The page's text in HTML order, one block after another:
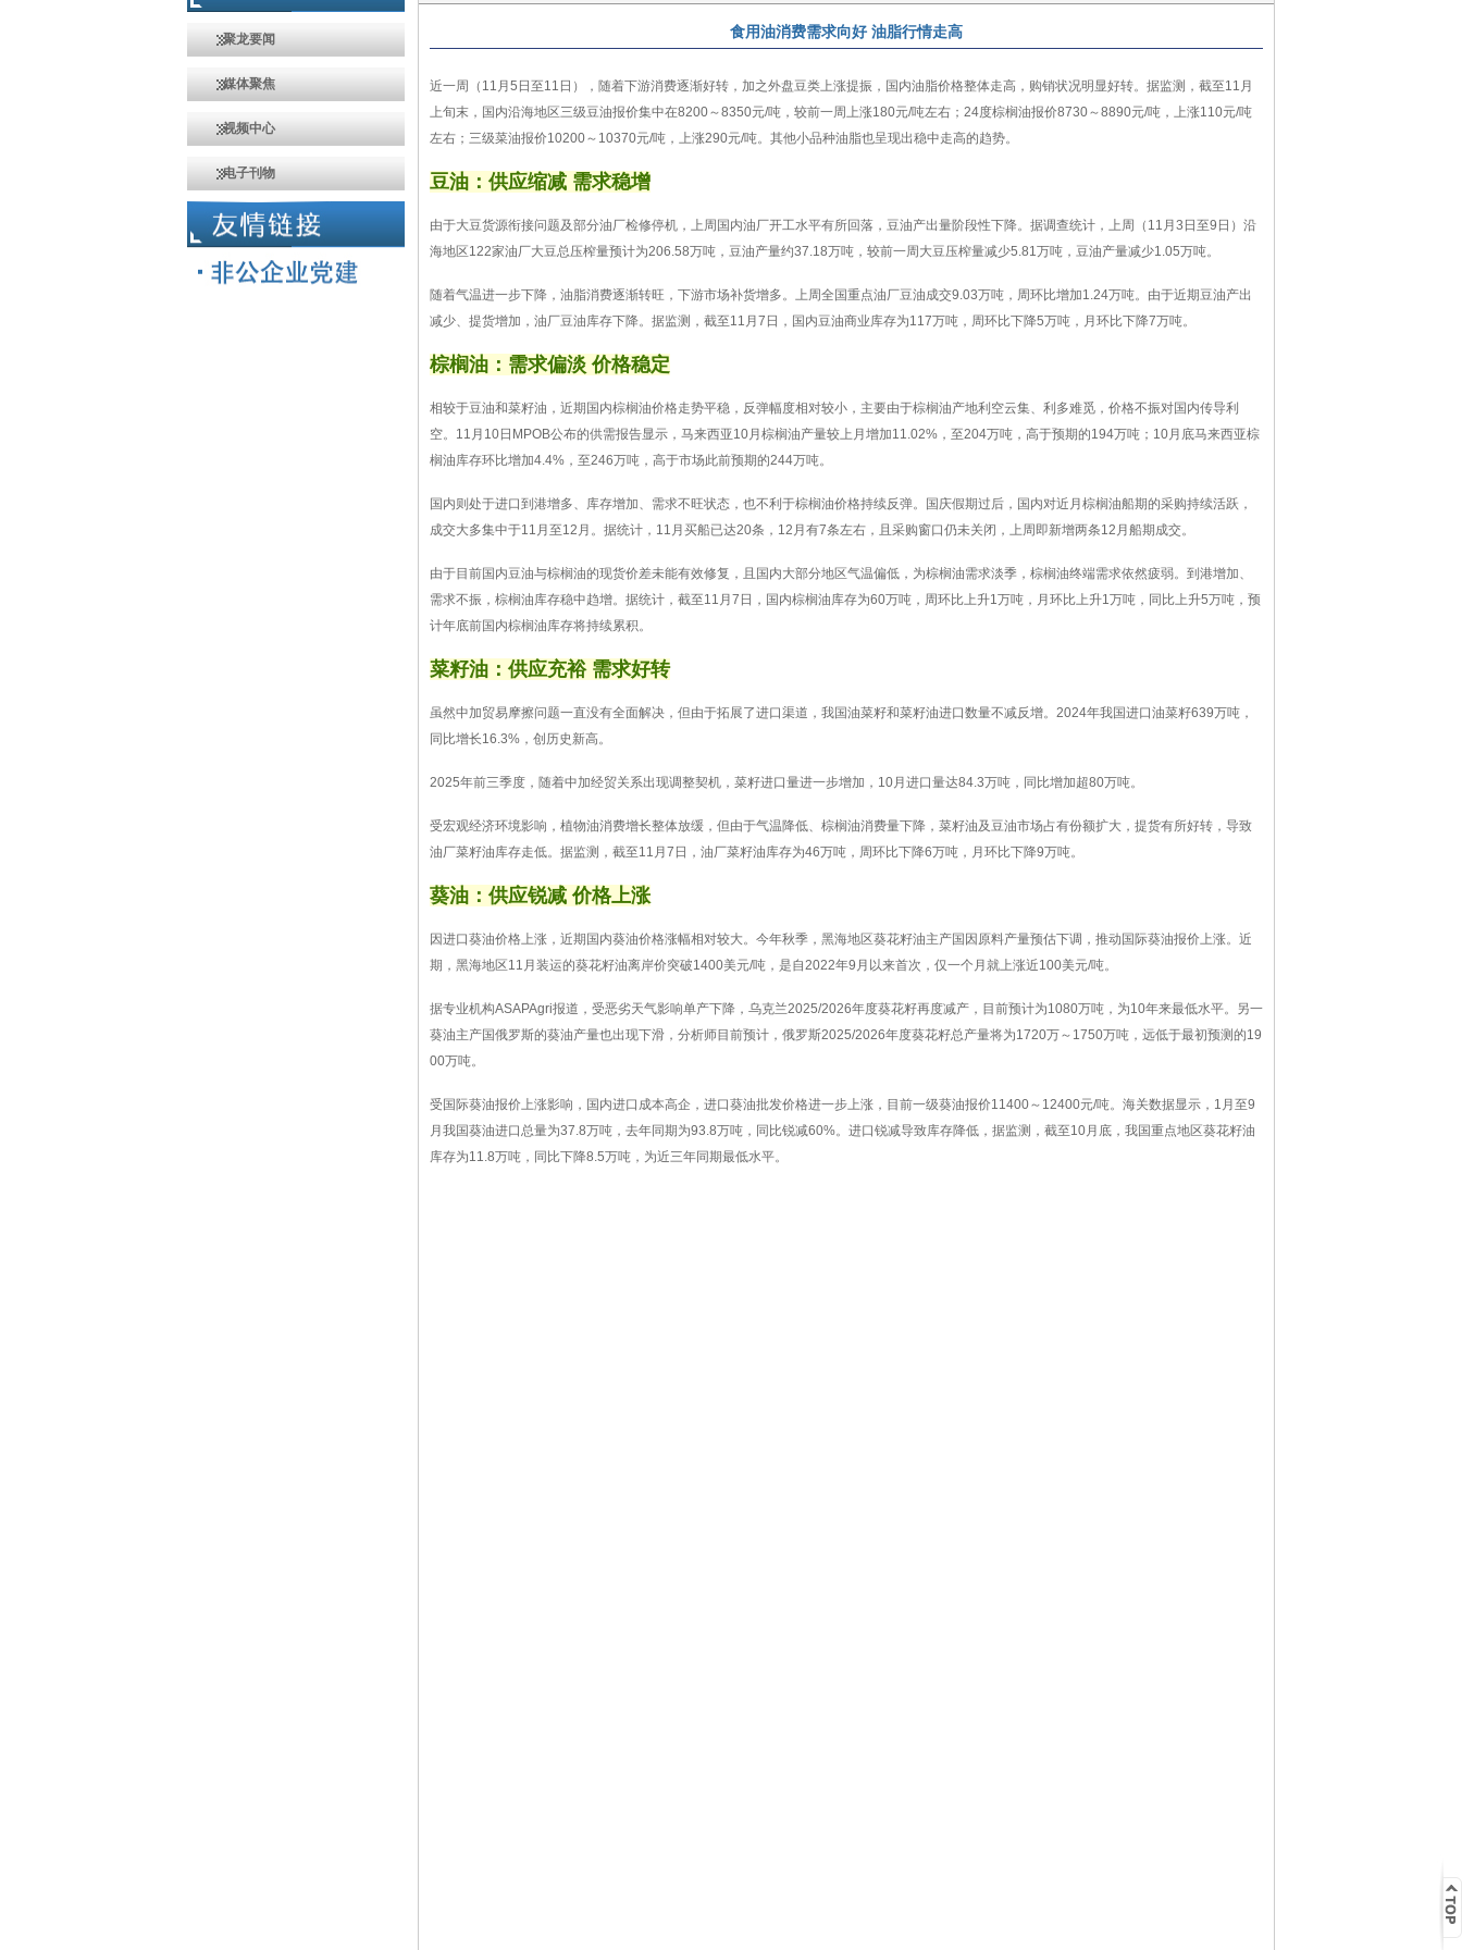
聚龙要闻
媒体聚焦
视频中心
电子刊物
食用油消费需求向好 油脂行情走高
近一周（11月5日至11日），随着下游消费逐渐好转，加之外盘豆类上涨提振，国内油脂价格整体走高，购销状况明显好转。据监测，截至11月
上旬末，国内沿海地区三级豆油报价集中在8200～8350元/吨，较前一周上涨180元/吨左右；24度棕榈油报价8730～8890元/吨，上涨110元/吨
左右；三级菜油报价10200～10370元/吨，上涨290元/吨。其他小品种油脂也呈现出稳中走高的趋势。
豆油：供应缩减 需求稳增
由于大豆货源衔接问题及部分油厂检修停机，上周国内油厂开工水平有所回落，豆油产出量阶段性下降。据调查统计，上周（11月3日至9日）沿
海地区122家油厂大豆总压榨量预计为206.58万吨，豆油产量约37.18万吨，较前一周大豆压榨量减少5.81万吨，豆油产量减少1.05万吨。
随着气温进一步下降，油脂消费逐渐转旺，下游市场补货增多。上周全国重点油厂豆油成交9.03万吨，周环比增加1.24万吨。由于近期豆油产出
减少、提货增加，油厂豆油库存下降。据监测，截至11月7日，国内豆油商业库存为117万吨，周环比下降5万吨，月环比下降7万吨。
棕榈油：需求偏淡 价格稳定
相较于豆油和菜籽油，近期国内棕榈油价格走势平稳，反弹幅度相对较小，主要由于棕榈油产地利空云集、利多难觅，价格不振对国内传导利
空。11月10日MPOB公布的供需报告显示，马来西亚10月棕榈油产量较上月增加11.02%，至204万吨，高于预期的194万吨；10月底马来西亚棕
榈油库存环比增加4.4%，至246万吨，高于市场此前预期的244万吨。
国内则处于进口到港增多、库存增加、需求不旺状态，也不利于棕榈油价格持续反弹。国庆假期过后，国内对近月棕榈油船期的采购持续活跃，
成交大多集中于11月至12月。据统计，11月买船已达20条，12月有7条左右，且采购窗口仍未关闭，上周即新增两条12月船期成交。
由于目前国内豆油与棕榈油的现货价差未能有效修复，且国内大部分地区气温偏低，为棕榈油需求淡季，棕榈油终端需求依然疲弱。到港增加、
需求不振，棕榈油库存稳中趋增。据统计，截至11月7日，国内棕榈油库存为60万吨，周环比上升1万吨，月环比上升1万吨，同比上升5万吨，预
计年底前国内棕榈油库存将持续累积。
菜籽油：供应充裕 需求好转
虽然中加贸易摩擦问题一直没有全面解决，但由于拓展了进口渠道，我国油菜籽和菜籽油进口数量不减反增。2024年我国进口油菜籽639万吨，
同比增长16.3%，创历史新高。
2025年前三季度，随着中加经贸关系出现调整契机，菜籽进口量进一步增加，10月进口量达84.3万吨，同比增加超80万吨。
受宏观经济环境影响，植物油消费增长整体放缓，但由于气温降低、棕榈油消费量下降，菜籽油及豆油市场占有份额扩大，提货有所好转，导致
油厂菜籽油库存走低。据监测，截至11月7日，油厂菜籽油库存为46万吨，周环比下降6万吨，月环比下降9万吨。
葵油：供应锐减 价格上涨
因进口葵油价格上涨，近期国内葵油价格涨幅相对较大。今年秋季，黑海地区葵花籽油主产国因原料产量预估下调，推动国际葵油报价上涨。近
期，黑海地区11月装运的葵花籽油离岸价突破1400美元/吨，是自2022年9月以来首次，仅一个月就上涨近100美元/吨。
据专业机构ASAPAgri报道，受恶劣天气影响单产下降，乌克兰2025/2026年度葵花籽再度减产，目前预计为1080万吨，为10年来最低水平。另一
葵油主产国俄罗斯的葵油产量也出现下滑，分析师目前预计，俄罗斯2025/2026年度葵花籽总产量将为1720万～1750万吨，远低于最初预测的19
00万吨。
受国际葵油报价上涨影响，国内进口成本高企，进口葵油批发价格进一步上涨，目前一级葵油报价11400～12400元/吨。海关数据显示，1月至9
月我国葵油进口总量为37.8万吨，去年同期为93.8万吨，同比锐减60%。进口锐减导致库存降低，据监测，截至10月底，我国重点地区葵花籽油
库存为11.8万吨，同比下降8.5万吨，为近三年同期最低水平。‍